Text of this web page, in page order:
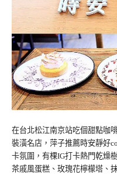
在台北松江南京站吃個甜點咖
裝潢名店，萍子推薦時安靜好
卡氛圍，有棵IG打卡熱門乾燥
茶戚風蛋糕、玫瑰花檸檬塔、